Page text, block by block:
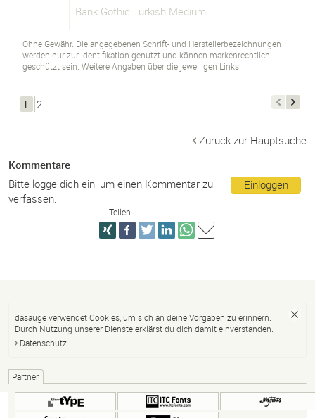
Bank Gothic Turkish Medium
Ohne Gewähr. Die angegebenen Schrift- und Herstellerbezeichnungen
werden nur zur Identifikation genutzt und können markenrechtlich
geschützt sein. Weitere Angaben über die jeweiligen Links.
1 2
Zurück zur Hauptsuche
Kommentare
Einloggen
Bitte logge dich ein, um einen Kommentar zu
verfassen.
Teilen
dasauge verwendet Cookies, um sich an deine Vorgaben zu erinnern.
Durch Nutzung unserer Dienste erklärst du dich damit einverstanden.
Datenschutz
Partner